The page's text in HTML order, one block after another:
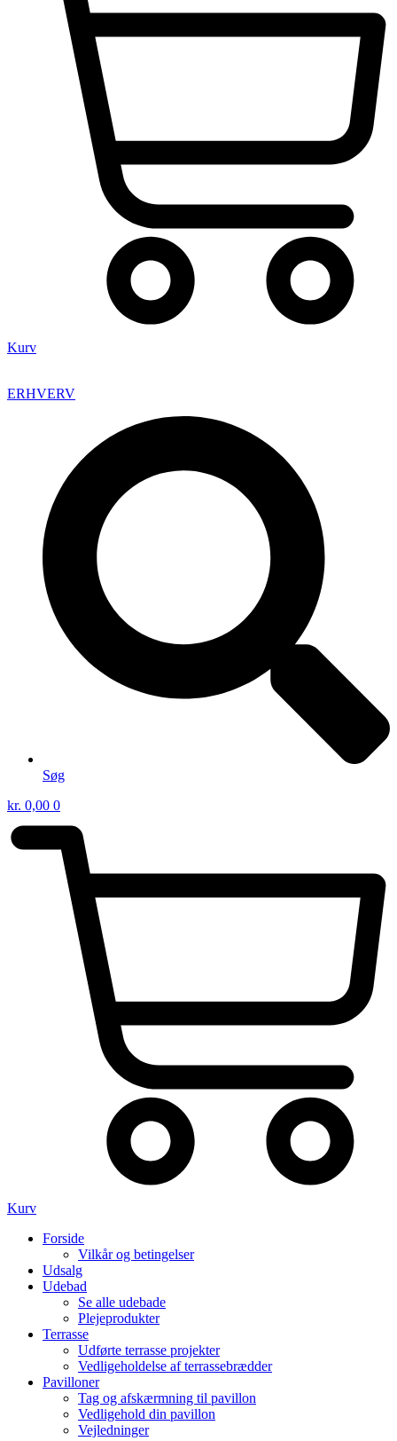
Kurv
ERHVERV
Søg
kr. 0,00 0
Kurv
Forside
Vilkår og betingelser
Udsalg
Udebad
Se alle udebade
Plejeprodukter
Terrasse
Udførte terrasse projekter
Vedligeholdelse af terrassebrædder
Pavilloner
Tag og afskærmning til pavillon
Vedligehold din pavillon
Vejledninger